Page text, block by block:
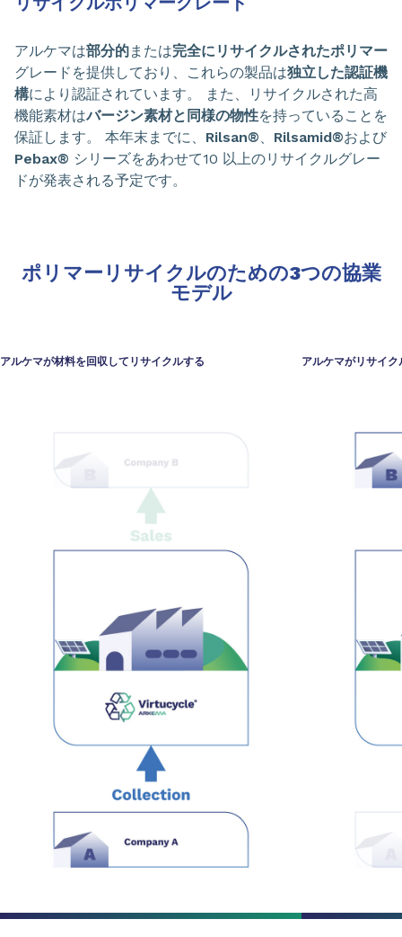
アルケマは部分的または完全にリサイクルされたポリマー
グレードを提供しており、これらの製品は独立した認証機
構により認証されています。 また、リサイクルされた高
機能素材はバージン素材と同様の物性を持っていることを
保証します。 本年末までに、 Rilsan®、 Rilsamid®および
Pebax® シリーズをあわせて10 以上のリサイクルグレー
ドが発表される予定です。
ポリマーリサイクルのための3つの協業
モデル
アルケマが材料を回収してリサイクルする アルケマがリサイ